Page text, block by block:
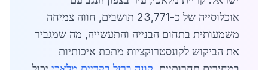
אוכלוסייה של כ-23,771 תושבים, חווה צמיחה
משמעותית בתחום הבנייה והתעשייה, מה שמגביר
את הביקוש לקונסטרוקציות מתכת איכותיות